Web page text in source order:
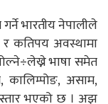
भारतीय नेपालीले
कतिपय अवस्थामा
भाषा समेत
कालिम्पोङ, असाम,
भएको छ । अझ